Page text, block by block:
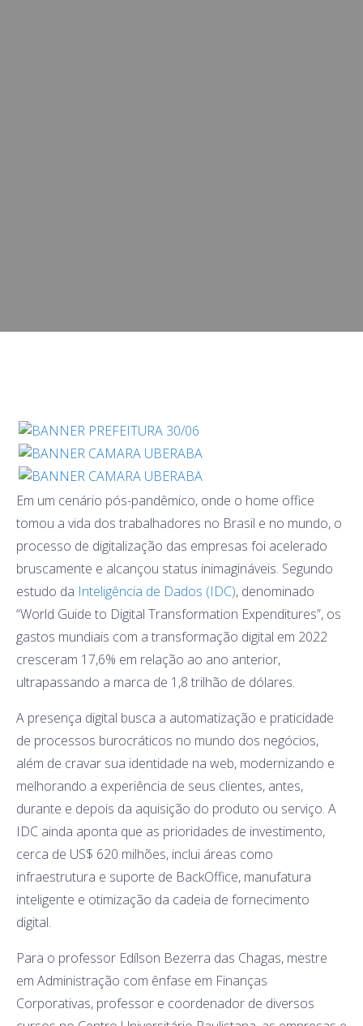
Em um cenário pós-pandêmico, onde o home office
tomou a vida dos trabalhadores no Brasil e no mundo, o
processo de digitalização das empresas foi acelerado
bruscamente e alcançou status inimagináveis. Segundo
estudo da Inteligência de Dados (IDC), denominado
“World Guide to Digital Transformation Expenditures”, os
gastos mundiais com a transformação digital em 2022
cresceram 17,6% em relação ao ano anterior,
ultrapassando a marca de 1,8 trilhão de dólares.
A presença digital busca a automatização e praticidade
de processos burocráticos no mundo dos negócios,
além de cravar sua identidade na web, modernizando e
melhorando a experiência de seus clientes, antes,
durante e depois da aquisição do produto ou serviço. A
IDC ainda aponta que as prioridades de investimento,
cerca de US$ 620 milhões, inclui áreas como
infraestrutura e suporte de BackOffice, manufatura
inteligente e otimização da cadeia de fornecimento
digital.
Para o professor Edílson Bezerra das Chagas, mestre
em Administração com ênfase em Finanças
Corporativas, professor e coordenador de diversos